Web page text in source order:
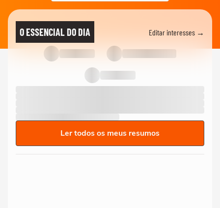
O ESSENCIAL DO DIA Editar interesses →
Ler todos os meus resumos